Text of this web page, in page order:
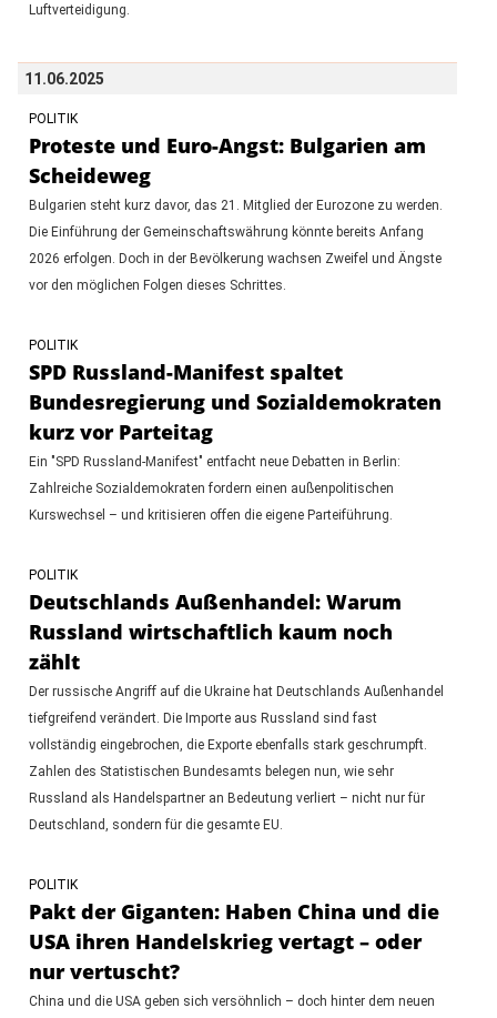
Luftverteidigung.
11.06.2025
POLITIK
Proteste und Euro-Angst: Bulgarien am
Scheideweg
Bulgarien steht kurz davor, das 21. Mitglied der Eurozone zu werden.
Die Einführung der Gemeinschaftswährung könnte bereits Anfang
2026 erfolgen. Doch in der Bevölkerung wachsen Zweifel und Ängste
vor den möglichen Folgen dieses Schrittes.
POLITIK
SPD Russland-Manifest spaltet
Bundesregierung und Sozialdemokraten
kurz vor Parteitag
Ein "SPD Russland-Manifest" entfacht neue Debatten in Berlin:
Zahlreiche Sozialdemokraten fordern einen außenpolitischen
Kurswechsel – und kritisieren offen die eigene Parteiführung.
POLITIK
Deutschlands Außenhandel: Warum
Russland wirtschaftlich kaum noch
zählt
Der russische Angriff auf die Ukraine hat Deutschlands Außenhandel
tiefgreifend verändert. Die Importe aus Russland sind fast
vollständig eingebrochen, die Exporte ebenfalls stark geschrumpft.
Zahlen des Statistischen Bundesamts belegen nun, wie sehr
Russland als Handelspartner an Bedeutung verliert – nicht nur für
Deutschland, sondern für die gesamte EU.
POLITIK
Pakt der Giganten: Haben China und die
USA ihren Handelskrieg vertagt – oder
nur vertuscht?
China und die USA geben sich versöhnlich – doch hinter dem neuen